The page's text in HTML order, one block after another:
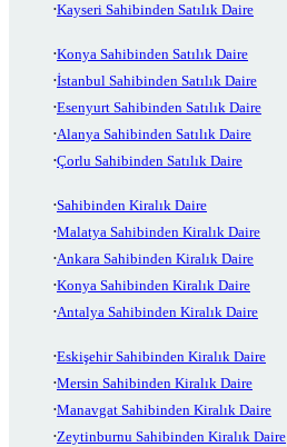
Kayseri Sahibinden Satılık Daire
Konya Sahibinden Satılık Daire
İstanbul Sahibinden Satılık Daire
Esenyurt Sahibinden Satılık Daire
Alanya Sahibinden Satılık Daire
Çorlu Sahibinden Satılık Daire
Sahibinden Kiralık Daire
Malatya Sahibinden Kiralık Daire
Ankara Sahibinden Kiralık Daire
Konya Sahibinden Kiralık Daire
Antalya Sahibinden Kiralık Daire
Eskişehir Sahibinden Kiralık Daire
Mersin Sahibinden Kiralık Daire
Manavgat Sahibinden Kiralık Daire
Zeytinburnu Sahibinden Kiralık Daire